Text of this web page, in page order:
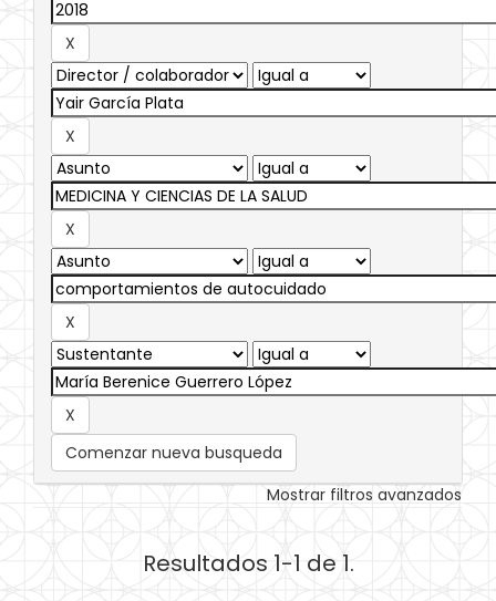
Comenzar nueva busqueda
Mostrar filtros avanzados
Resultados 1-1 de 1.